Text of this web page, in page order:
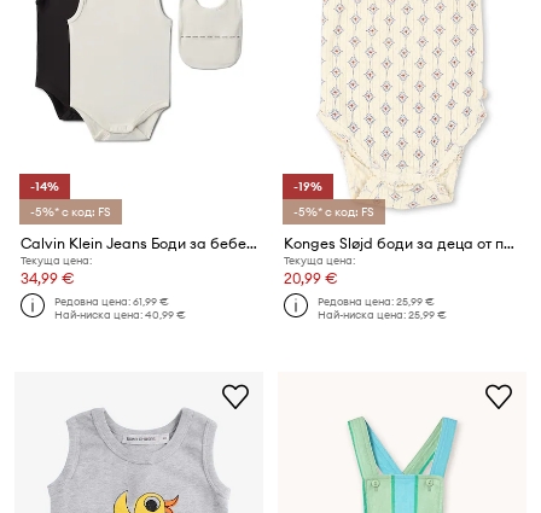
-14%
-5%* с код: FS
Calvin Klein Jeans Боди за бебе от памук 2 броя
Текуща цена:
34,99 €
Редовна цена:61,99 €
Най-ниска цена:40,99 €
-19%
-5%* с код: FS
Konges Sløjd боди за деца от памук MINNIE STRAP BODY GOTS
Текуща цена:
20,99 €
Редовна цена:25,99 €
Най-ниска цена:25,99 €